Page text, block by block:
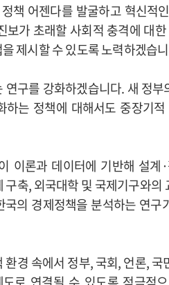
책 어젠다를 발굴하고 혁신적
가 초래할 사회적 충격에 대
제시할 수 있도록 노력하겠습
구를 강화하겠습니다. 새 정부
는 정책에 대해서도 중장기
이론과 데이터에 기반해 설
축, 외국대학 및 국제기구와
의 경제정책을 분석하는 연구
경 속에서 정부, 국회, 언론,